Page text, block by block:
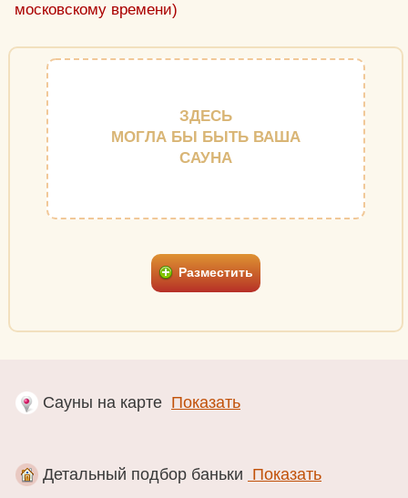
московскому времени)
ЗДЕСЬ
МОГЛА БЫ БЫТЬ ВАША
САУНА
Разместить
Сауны на карте Показать
Детальный подбор баньки Показать